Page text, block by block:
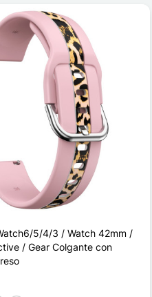
5/4/3 / Watch 42mm /
/ Gear Colgante con